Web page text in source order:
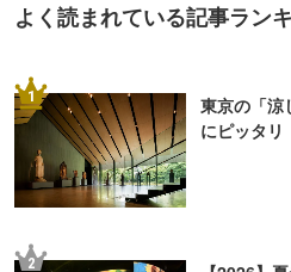
よく読まれている記事ラン
1
東京の「涼
にピッタリ
2